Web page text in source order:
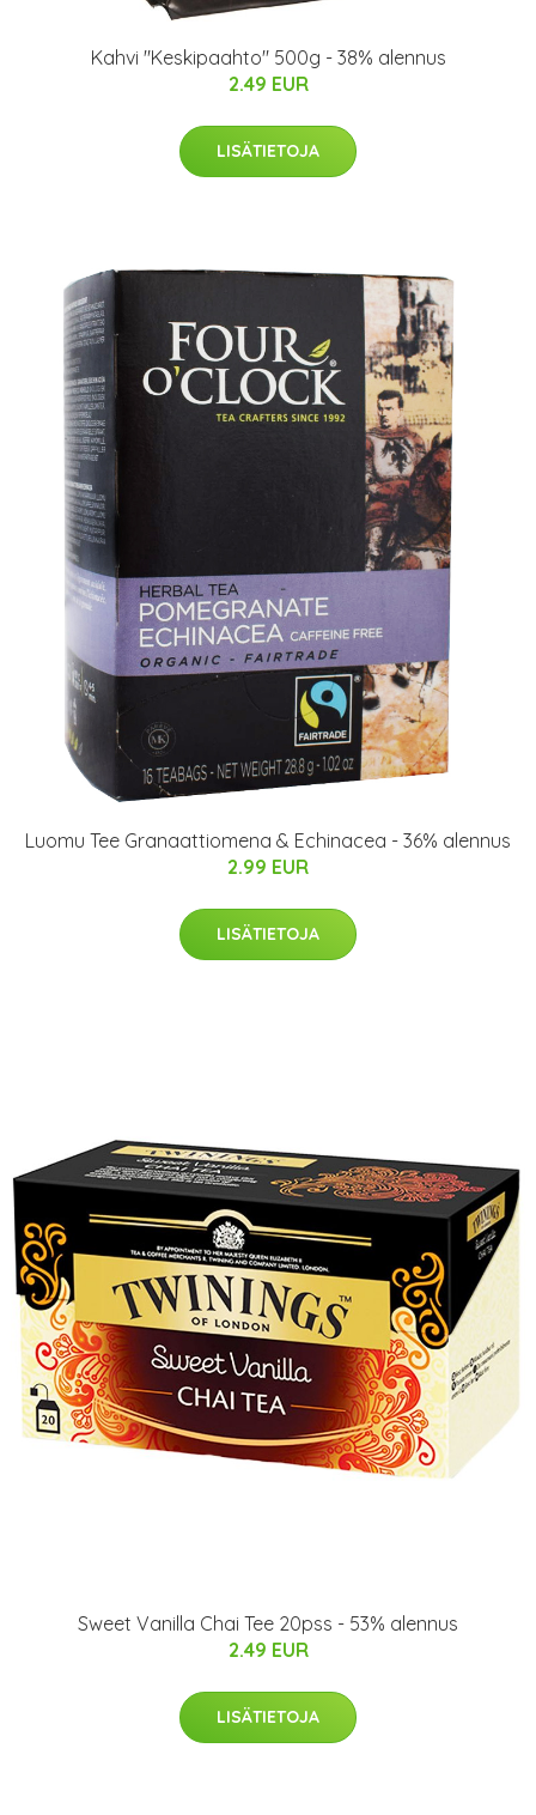
Kahvi "Keskipaahto" 500g - 38% alennus
2.49 EUR
LISÄTIETOJA
Luomu Tee Granaattiomena & Echinacea - 36% alennus
2.99 EUR
LISÄTIETOJA
Sweet Vanilla Chai Tee 20pss - 53% alennus
2.49 EUR
LISÄTIETOJA